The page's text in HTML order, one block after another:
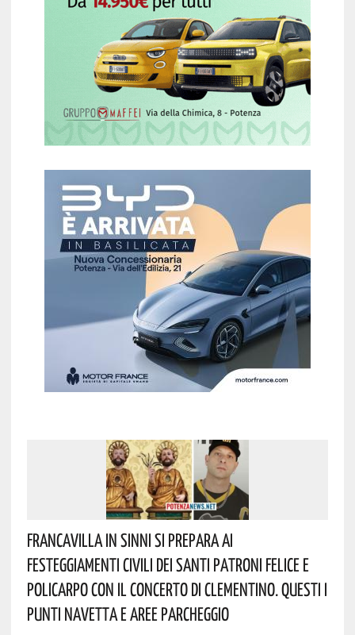
Francavilla In Sinni Si Prepara Ai
Festeggiamenti Civili Dei Santi Patroni Felice E
Policarpo Con Il Concerto Di Clementino. Questi I
Punti Navetta E Aree Parcheggio